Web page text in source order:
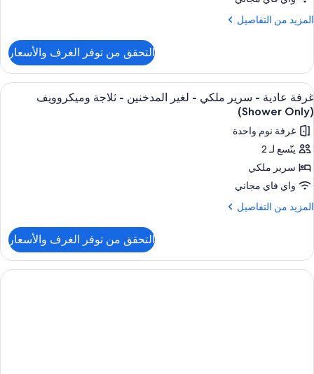
-
سرير
كبير
لغير
المدخنين
-
ثلاجة
وميكروويف
المزيد من التفاصيل
المزيد
غرفة
عادية
-
سرير
كبير
لغير
المدخنين
-
ثلاجة
وميكروويف
التحقق من توفر الغرف والأسعار
استعراض
جميع
صور
غرفة
عادية
-
سرير
ملكي
المدخنين
ثلاجة
ملاءات للفراش لا تسبب الحساسية
5
غرفة عادية - سرير ملكي - لغير المدخنين - ثلاجة وميكروويف
(Shower Only)
غرفة نوم واحدة
يتّسع لـ 2
سرير ملكي
واي فاي مجاني
المزيد من التفاصيل
المزيد
غرفة
عادية
-
التحقق من توفر الغرف والأسعار